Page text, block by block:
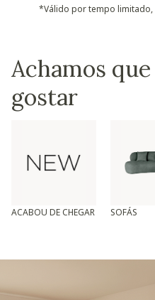
*Válido por tempo
Achamos
gostar
ACABOU DE CHEGAR SOFÁS